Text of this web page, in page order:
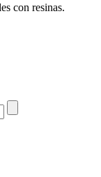
con resinas.